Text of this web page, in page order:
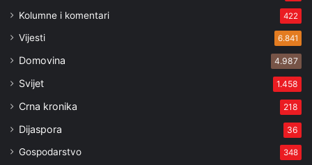
Kolumne i komentari 422
Vijesti 6.841
Domovina 4.987
Svijet 1.458
Crna kronika 218
Dijaspora 36
Gospodarstvo 348